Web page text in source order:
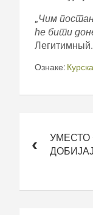
„Чим
ће бити
Легитимный.
Ознаке:
чланкаУМЕСТО